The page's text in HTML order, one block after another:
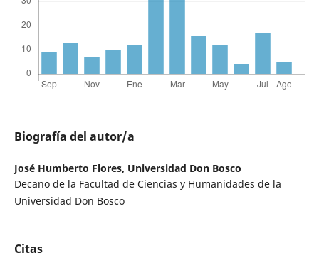
Biografía del autor/a
José Humberto Flores, Universidad Don Bosco
Decano de la Facultad de Ciencias y Humanidades de la
Universidad Don Bosco
Citas